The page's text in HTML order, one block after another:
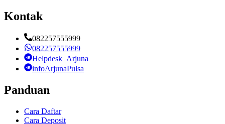
Kontak
082257555999
082257555999
Helpdesk_Arjuna
infoArjunaPulsa
Panduan
Cara Daftar
Cara Deposit